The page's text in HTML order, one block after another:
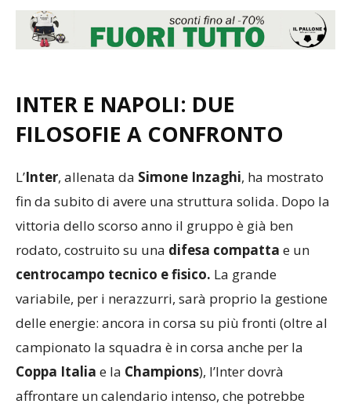
INTER E NAPOLI: DUE
FILOSOFIE A CONFRONTO
vittoria dello scorso anno il gruppo è già ben
rodato, costruito su una
difesa compatta
campionato la squadra è in corsa anche per la